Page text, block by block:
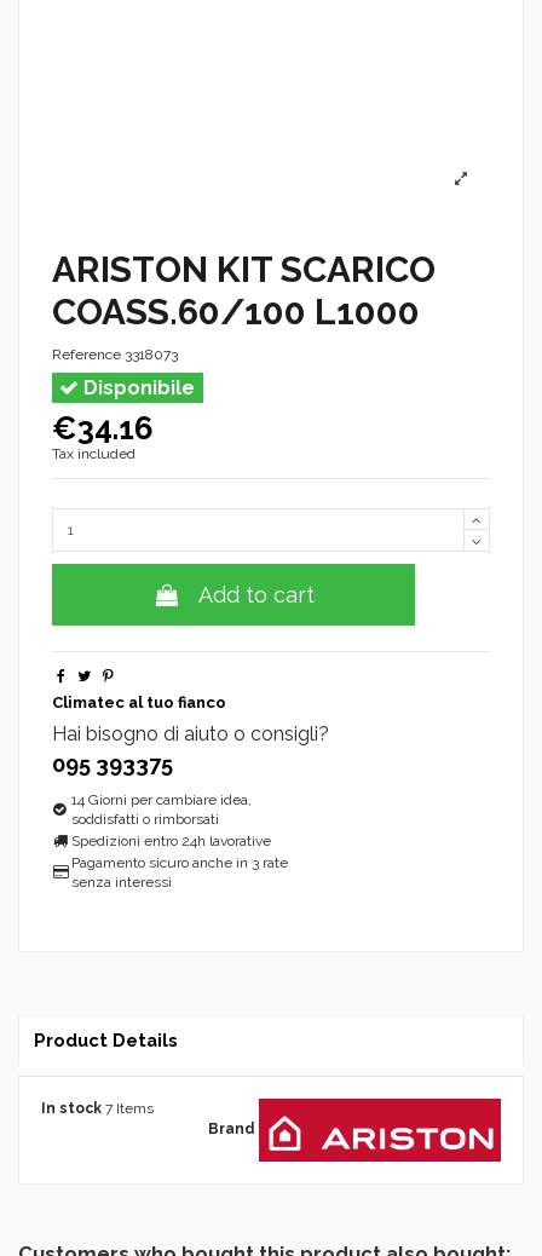
ARISTON KIT SCARICO
COASS.60/100 L1000
Reference 3318073
Disponibile
€34.16
Tax included
Add to cart
Climatec al tuo fianco
Hai bisogno di aiuto o consigli?
095 393375
14 Giorni per cambiare idea,
soddisfatti o rimborsati
Spedizioni entro 24h lavorative
Pagamento sicuro anche in 3 rate
senza interessi
Product Details
Brand
In stock 7 Items